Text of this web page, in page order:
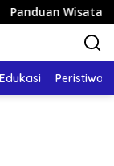
Keluarga ke
Peristiwa